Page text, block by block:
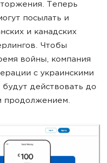
Теперь
посылать и
и канадских
Чтобы
войны, компания
с украинскими
действовать до
продолжением.